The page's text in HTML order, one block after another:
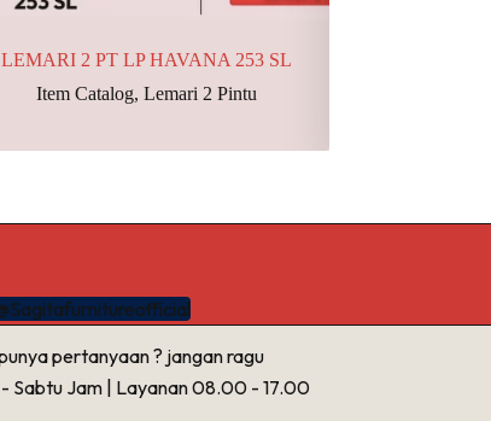
LEMARI 2 PT LP HAVANA 253 SL
Item Catalog, Lemari 2 Pintu
pertanyaan ? jangan ragu
- Sabtu Jam | Layanan 08.00 - 17.00